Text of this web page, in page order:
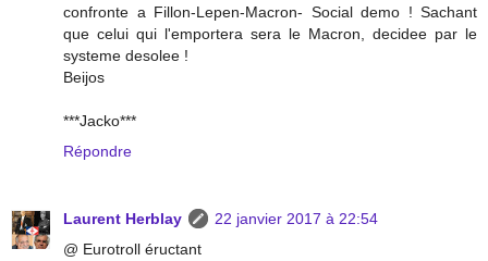
confronte a Fillon-Lepen-Macron- Social demo ! Sachant
que celui qui l'emportera sera le Macron, decidee par le
systeme desolee !
Beijos
***Jacko***
Répondre
Laurent Herblay
22 janvier 2017 à 22:54
@ Eurotroll éructant